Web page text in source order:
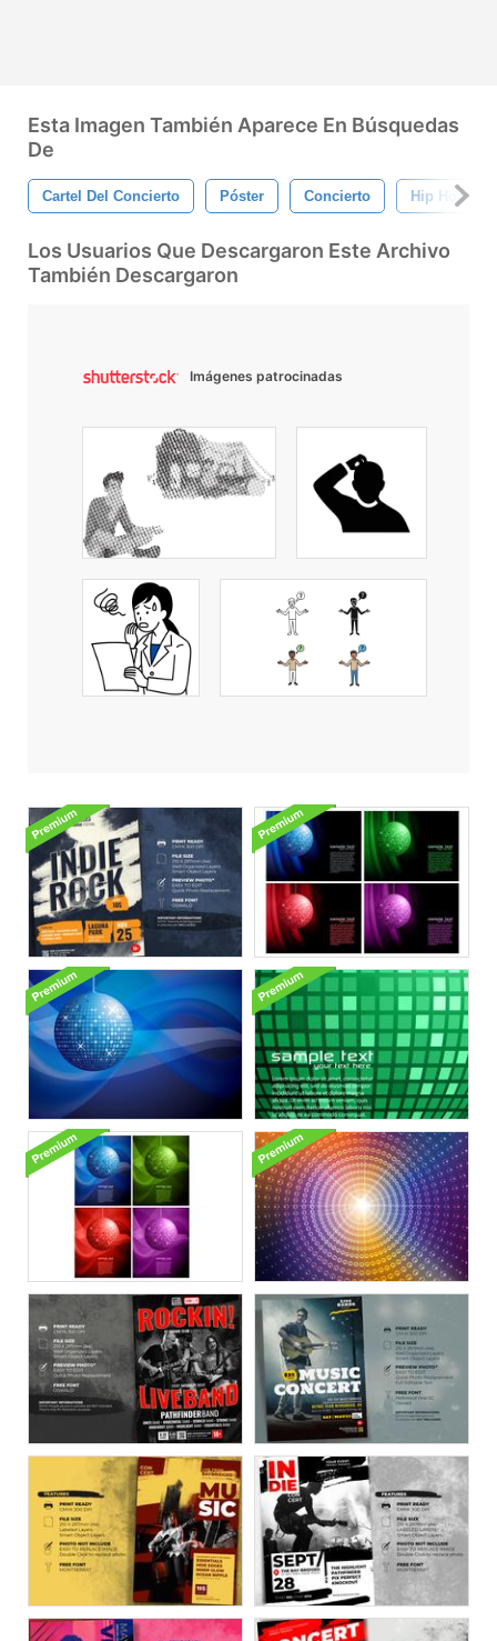
Esta Imagen También Aparece En Búsquedas
De
Cartel Del Concierto Póster Concierto Hip Hop
Los Usuarios Que Descargaron Este Archivo
También Descargaron
Imágenes patrocinadas